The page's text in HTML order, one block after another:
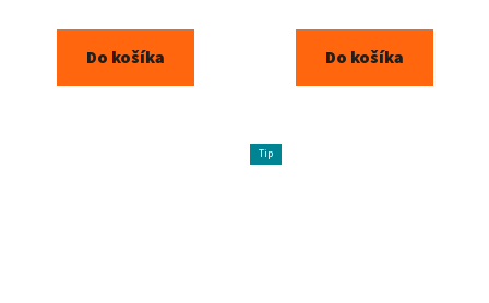
Do košíka Do košíka
Tip